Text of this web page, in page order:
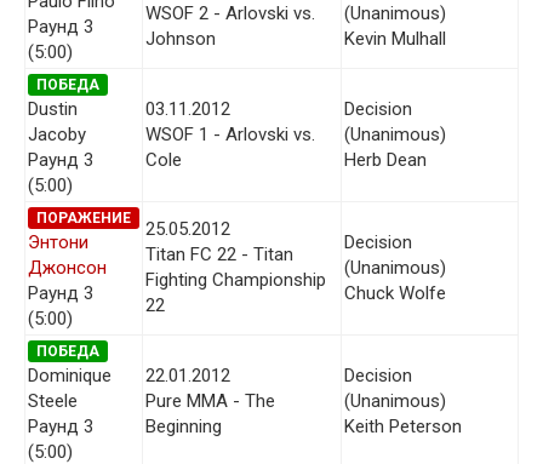
Раунд 3
(5:00)
WSOF 2 - Arlovski vs.
Johnson
(Unanimous)
Kevin Mulhall
ПОБЕДА
Dustin
Jacoby
Раунд 3
(5:00)
03.11.2012
WSOF 1 - Arlovski vs.
Cole
Decision
(Unanimous)
Herb Dean
ПОРАЖЕНИЕ
Энтони
Джонсон
Раунд 3
(5:00)
25.05.2012
Titan FC 22 - Titan
Fighting Championship
22
Decision
(Unanimous)
Chuck Wolfe
ПОБЕДА
Dominique
Steele
Раунд 3
(5:00)
22.01.2012
Pure MMA - The
Beginning
Decision
(Unanimous)
Keith Peterson